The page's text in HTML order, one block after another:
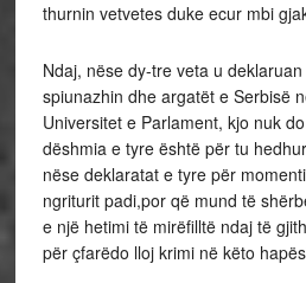
thurnin vetvetes duke ecur mbi
Ndaj, nëse dy-tre veta u
spiunazhin dhe argatët e Serbisë
Universitet e Parlament, kjo nuk
dëshmia e tyre është për tu
nëse deklaratat e tyre për
ngriturit padi,por që mund të
e një hetimi të mirëfilltë ndaj të
për çfarëdo lloj krimi në këto